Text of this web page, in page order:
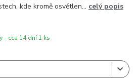
kde kromě osvětlen... celý popis
- cca 14 dní 1 ks